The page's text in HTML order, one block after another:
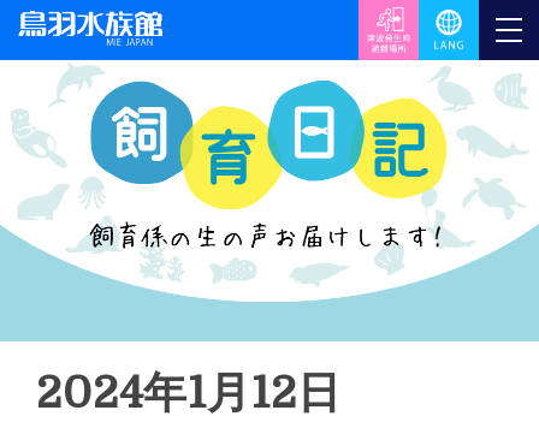
2024年1月12日